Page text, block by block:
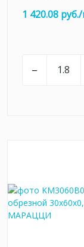
1 420.08
–